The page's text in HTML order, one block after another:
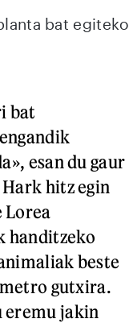
bat egiteko
bat
esan du gaur
hitz egin
Lorea
handitzeko
beste
gutxira.
eremu jakin